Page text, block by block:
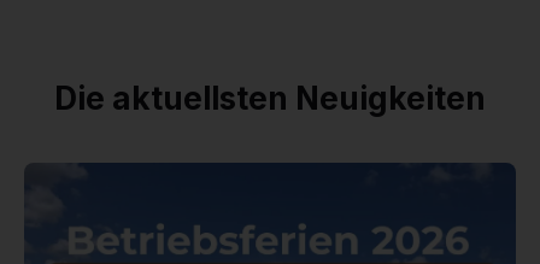
Die aktuellsten Neuigkeiten